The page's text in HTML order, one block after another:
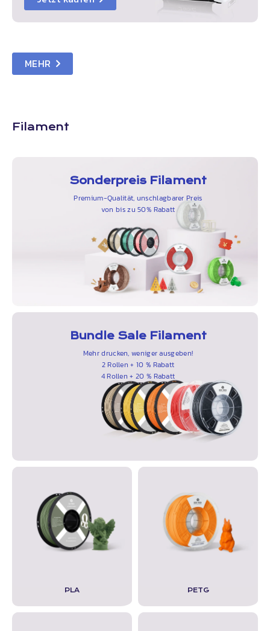
MEHR
Filament
Sonderpreis Filament
Premium-Qualität, unschlagbarer Preis
von bis zu 50% Rabatt
Bundle Sale Filament
Mehr drucken, weniger ausgeben!
2 Rollen + 10 % Rabatt
4 Rollen + 20 % Rabatt
PLA PETG